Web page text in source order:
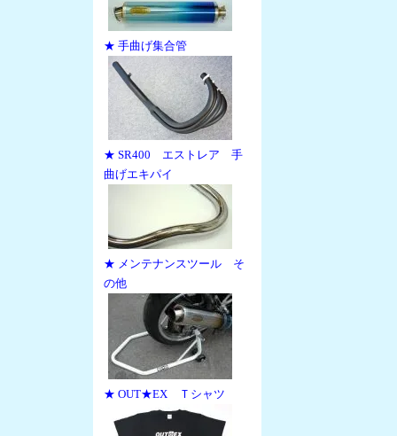
★ 手曲げ集合管
★ SR400 エストレア 手
曲げエキパイ
★ メンテナンスツール そ
の他
★ OUT★EX Ｔシャツ